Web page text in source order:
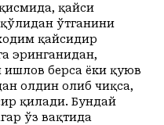
қайси
ўтганини
қайсидир
эринганидан,
берса ёки қуюв
олдин олиб чиқса,
қилади. Бундай
ўз вақтида